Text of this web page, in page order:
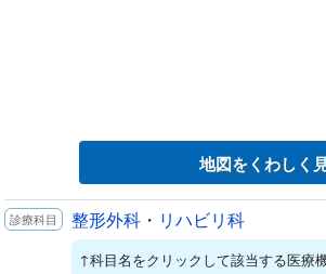
地図をくわしく
整形外科 ・ リハビリ科
↑科目名をクリックして該当する医療